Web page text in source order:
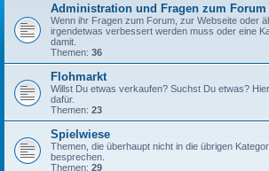
Administration und Fragen zum Forum
Wenn ihr Fragen zum Forum, zur Webseite oder
irgendetwas verbessert werden muss oder eine
damit.
Themen: 36
Flohmarkt
Willst Du etwas verkaufen? Suchst Du etwas?
dafür.
Themen: 23
Spielwiese
Themen, die überhaupt nicht in die übrigen
besprechen.
Themen: 29